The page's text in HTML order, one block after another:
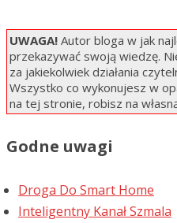
UWAGA! Autor bloga w jak
przekazywać swoją wiedzę.
za jakiekolwiek działania
Wszystko co wykonujesz w
na tej stronie, robisz na
Godne uwagi
Droga Do Smart Home
Inteligentny Kanał Szmala